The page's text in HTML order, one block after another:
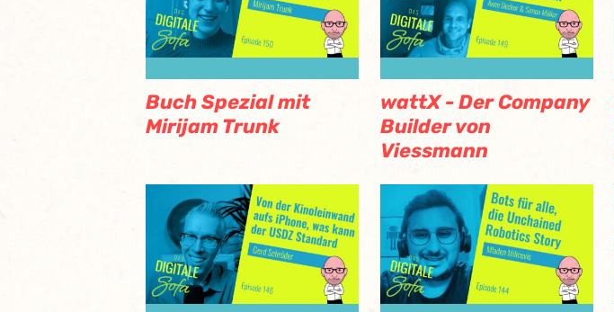
Buch Spezial mit
Mirijam Trunk
wattX - Der Company
Builder von
Viessmann